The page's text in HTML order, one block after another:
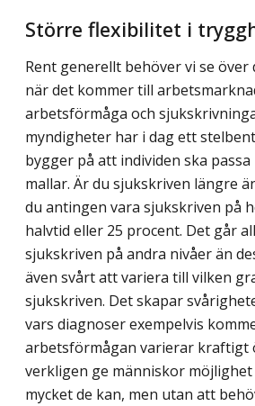
Större flexibilitet i
Rent generellt behöver vi se över
när det kommer till
arbetsförmåga och
myndigheter har i dag ett
bygger på att individen ska
mallar. Är du sjukskriven längre
du antingen vara sjukskriven på
halvtid eller 25 procent. Det går
sjukskriven på andra nivåer än
även svårt att variera till vilken
sjukskriven. Det skapar
vars diagnoser exempelvis
arbetsförmågan varierar kraftigt
verkligen ge människor
mycket de kan, men utan att